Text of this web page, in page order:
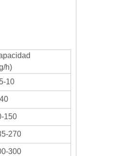
h)
10
150
270
300